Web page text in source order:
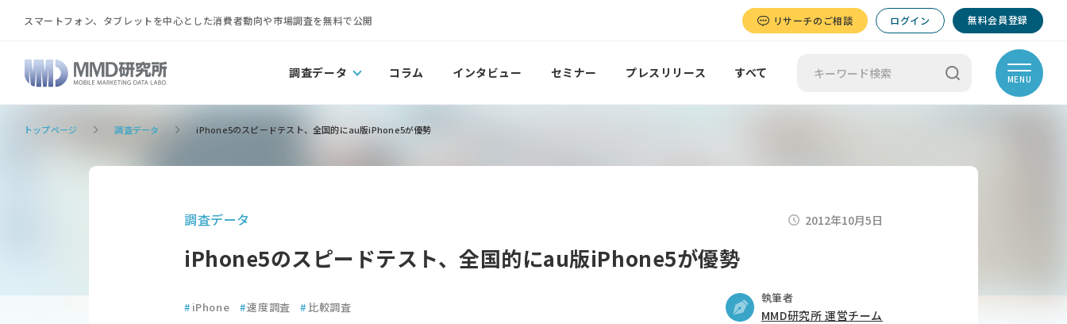
スマートフォン、タブレットを中心とした消費者動向や市場調査を無料で公開 リサーチのご相談 ログイン 無料会員登録
調査データ コラム インタビュー セミナー プレスリリース すべて MENU
トップページ 調査データ iPhone5のスピードテスト、全国的にau版iPhone5が優勢
調査データ 2012年10月5日
iPhone5のスピードテスト、全国的にau版iPhone5が優勢
# iPhone #速度調査 # 比較調査
執筆者
MMD研究所 運営チーム